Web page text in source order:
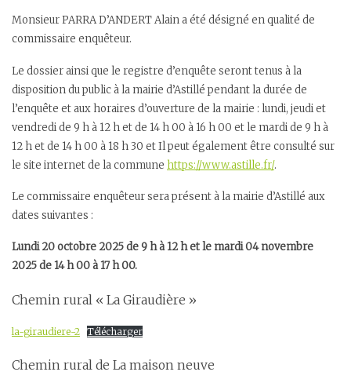
Monsieur PARRA D’ANDERT Alain a été désigné en qualité de
commissaire enquêteur.
Le dossier ainsi que le registre d’enquête seront tenus à la
disposition du public à la mairie d’Astillé pendant la durée de
l’enquête et aux horaires d’ouverture de la mairie : lundi, jeudi et
vendredi de 9 h à 12 h et de 14 h 00 à 16 h 00 et le mardi de 9 h à
12 h et de 14 h 00 à 18 h 30 et Il peut également être consulté sur
le site internet de la commune https://www.astille.fr/.
Le commissaire enquêteur sera présent à la mairie d’Astillé aux
dates suivantes :
Lundi 20 octobre 2025 de 9 h à 12 h et le mardi 04 novembre
2025 de 14 h 00 à 17 h 00.
Chemin rural « La Giraudière »
la-giraudiere-2 Télécharger
Chemin rural de La maison neuve